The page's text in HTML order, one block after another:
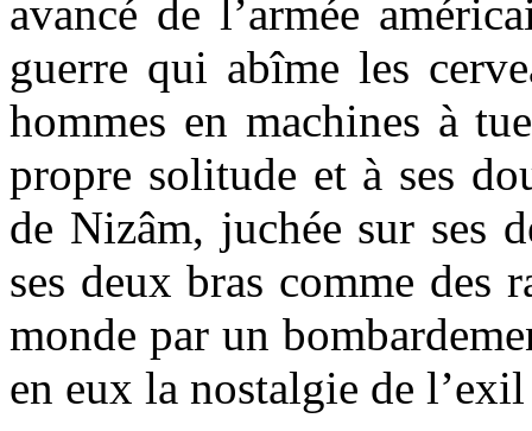
avancé de l’armée
guerre qui abîme les
hommes en machines à
propre solitude et à ses
de Nizâm, juchée sur ses
ses deux bras comme des
monde par un
en eux la nostalgie de